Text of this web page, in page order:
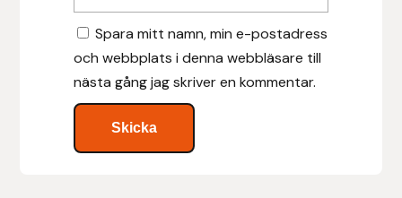
Spara mitt namn, min e-postadress
och webbplats i denna webbläsare till
nästa gång jag skriver en kommentar.
Kidka of Iceland
Klisterdekaler.se
Ky Rotary Bit